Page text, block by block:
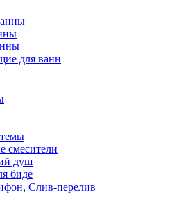
для ванн
смесители
душ
биде
Слив-перелив